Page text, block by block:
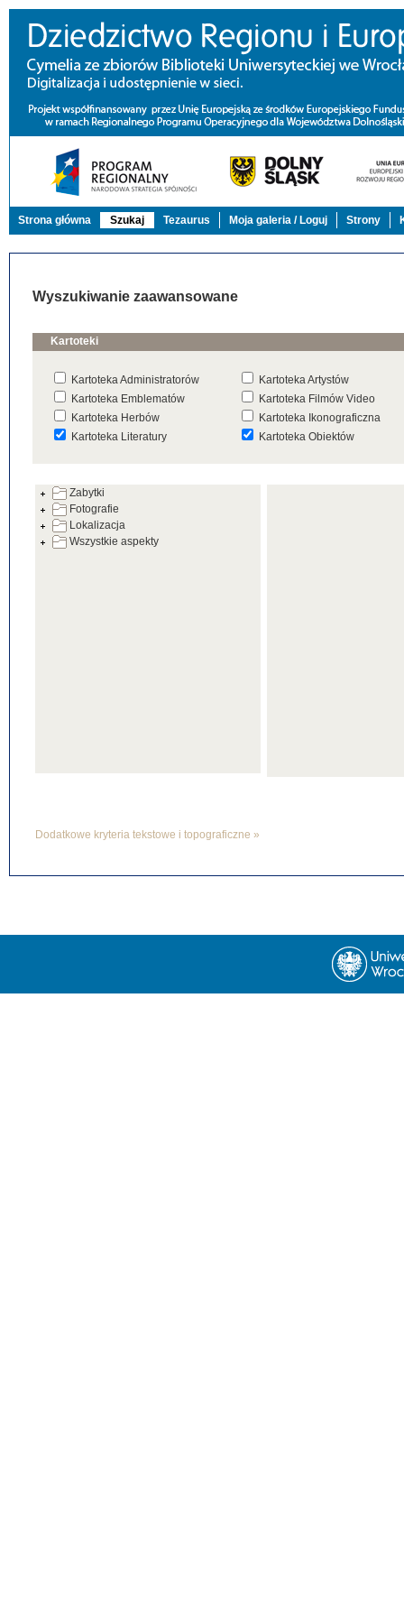
Strona główna Szukaj Tezaurus Moja galeria / Loguj Strony
Wyszukiwanie zaawansowane
Kartoteki
Kartoteka Administratorów
Kartoteka Artystów
Kartoteka Emblematów
Kartoteka Filmów Video
Kartoteka Herbów
Kartoteka Ikonograficzna
Kartoteka Literatury
Kartoteka Obiektów
Kartoteka Warsztatów
Kartoteka Zabytków
Zabytki
Fotografie
Lokalizacja
Wszystkie aspekty
Dodatkowe kryteria tekstowe i topograficzne »